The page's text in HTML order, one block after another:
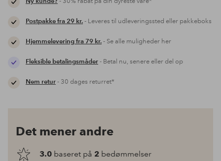
Postpakke fra 29 kr.- Leveres til udleveringssted eller pakkeboks
Hjemmelevering fra 79 kr.- Se alle muligheder her
Fleksible betalingsmåder- Betal nu, senere eller del op
Nem retur- 30 dages returret*
Det mener andre
3.0 baseret på 2 bedømmelser